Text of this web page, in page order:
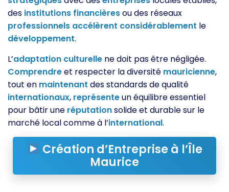
des institutions financièresou des réseaux
professionnels accélèrent considérablement le
développement.
L’adaptation culturelle ne doit pas être négligée.
Comprendreet respecter la diversité mauricienne,
tout en maintenant des standards de qualité
internationaux, représenteun équilibre essentiel
pour bâtir une réputationsolide et durable sur le
marché local comme à l’international.
Création d’Entreprise à l’Île
Maurice